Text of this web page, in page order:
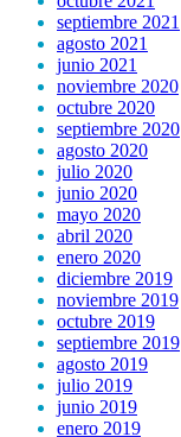
septiembre 2021
agosto 2021
junio 2021
noviembre 2020
octubre 2020
septiembre 2020
agosto 2020
julio 2020
junio 2020
mayo 2020
abril 2020
enero 2020
diciembre 2019
noviembre 2019
octubre 2019
septiembre 2019
agosto 2019
julio 2019
junio 2019
enero 2019